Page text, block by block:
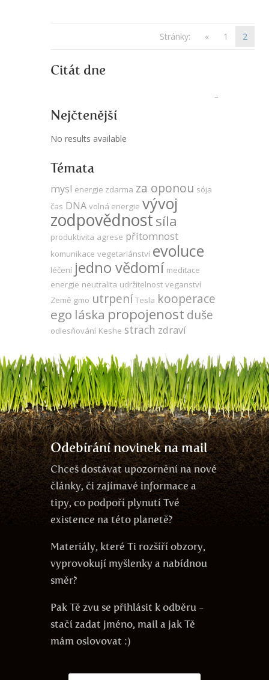
Stránky: « 1 2
Citát dne
Nejčtenější
No results available
Témata
mysl energie zdarma za oponou sója
čas DNA volná energie vývoj
zodpovědnostsíla
produktivita agrese přítomnost
komunikace vegetariánství evoluce
léčení jedno vědomí meditace
energie neutralita udržitelnost veganství
Země gmo utrpení Tesla kooperace
ego láska propojenost duše
odlesňování Keshe strach zdraví
Odebírání novinek na mail
Chceš dostávat upozornění na nové
články, či zajímavé informace a
tipy, co podpoří plynutí Tvé
existence na této planetě?
Materiály, které Ti rozšíří obzory,
vyprovokují myšlenky a nabídnou
směr?
Pak Tě zvu se přihlásit k odběru -
stačí zadat jméno, mail a jak Tě
mám oslovovat :)